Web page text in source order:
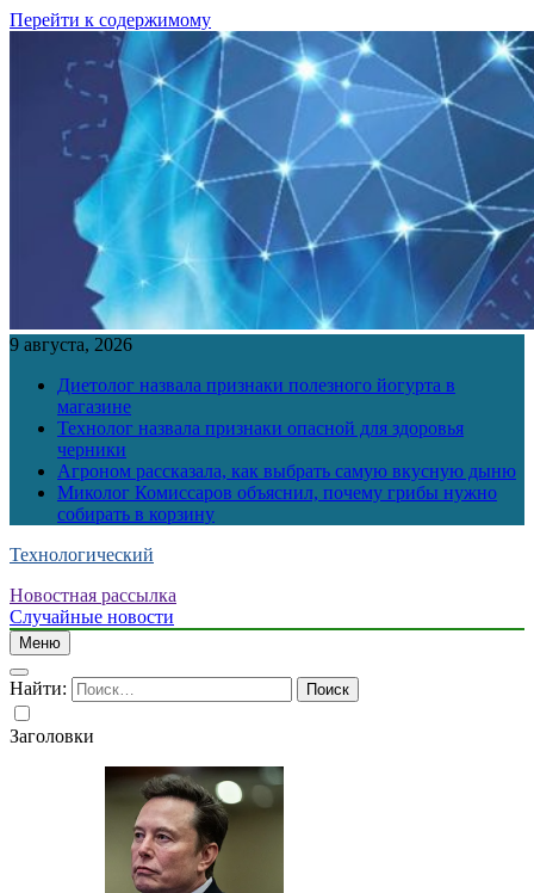
Перейти к содержимому
9 августа, 2026
Диетолог назвала признаки полезного йогурта в
магазине
Технолог назвала признаки опасной для здоровья
черники
Агроном рассказала, как выбрать самую вкусную дыню
Миколог Комиссаров объяснил, почему грибы нужно
собирать в корзину
Технологический
Новостная рассылка
Случайные новости
Меню
Найти:
Заголовки